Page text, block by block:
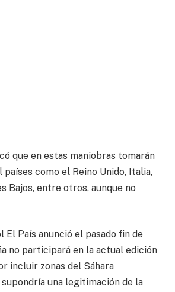
que en estas maniobras tomarán
como el Reino Unido, Italia,
Bajos, entre otros, aunque no
El País anunció el pasado fin de
no participará en la actual edición
incluir zonas del Sáhara
una legitimación de la